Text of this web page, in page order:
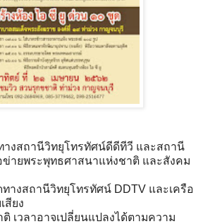
งสถานีวิทยุโทรทัศน์ดีดีทีวี และสถานี
ข่ายพระพุทธศาสนาแห่งชาติ และสังคม
างสถานีวิทยุโทรทัศน์ DDTV และเครือ
สียง
เวลาอาจเปลี่ยนแปลงได้ตามความ